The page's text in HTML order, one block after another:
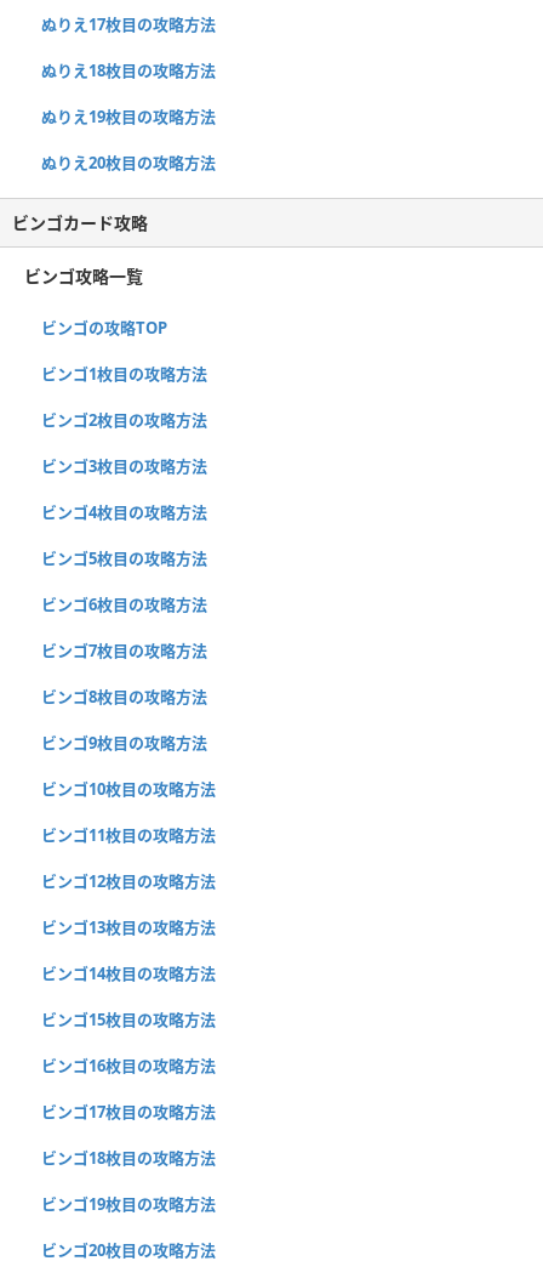
ぬりえ17枚目の攻略方法
ぬりえ18枚目の攻略方法
ぬりえ19枚目の攻略方法
ぬりえ20枚目の攻略方法
ビンゴカード攻略
ビンゴ攻略一覧
ビンゴの攻略TOP
ビンゴ1枚目の攻略方法
ビンゴ2枚目の攻略方法
ビンゴ3枚目の攻略方法
ビンゴ4枚目の攻略方法
ビンゴ5枚目の攻略方法
ビンゴ6枚目の攻略方法
ビンゴ7枚目の攻略方法
ビンゴ8枚目の攻略方法
ビンゴ9枚目の攻略方法
ビンゴ10枚目の攻略方法
ビンゴ11枚目の攻略方法
ビンゴ12枚目の攻略方法
ビンゴ13枚目の攻略方法
ビンゴ14枚目の攻略方法
ビンゴ15枚目の攻略方法
ビンゴ16枚目の攻略方法
ビンゴ17枚目の攻略方法
ビンゴ18枚目の攻略方法
ビンゴ19枚目の攻略方法
ビンゴ20枚目の攻略方法